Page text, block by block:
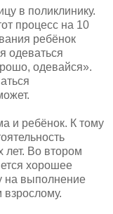
в поликлинику.
процесс на 10
ребёнок
одеваться
одевайся».
и ребёнок. К тому
лет. Во втором
хорошее
на выполнение